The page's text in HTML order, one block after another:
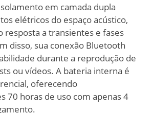
em camada dupla
elétricos do espaço acústico,
resposta a transientes e fases
disso, sua conexão Bluetooth
durante a reprodução de
ou vídeos. A bateria interna é
oferecendo
70 horas de uso com apenas 4